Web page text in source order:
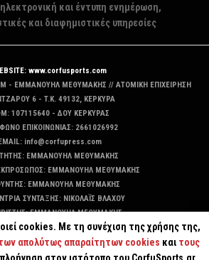
και έντυπη ενημέρωση,
και διαφημιστικές υπηρεσίες
www.corfusports.com
- ΕΜΜΑΝΟΥΗΛ ΜΕΘΥΜΑΚΗΣ // ΑΤΟΜΙΚΗ ΕΠΙΧΕΙΡΗΣΗ
6 - T.K. 49132, ΚΕΡΚΥΡΑ
107115640 - ΔΟΥ ΚΕΡΚΥΡΑΣ
ΕΠΙΚΟΙΝΩΝΙΑΣ: 2661026992
info@corfupress.com
EMMANOYΗΛ ΜΕΘΥΜΑΚΗΣ
EMMANOYΗΛ ΜΕΘΥΜΑΚΗΣ
EMMANOYΗΛ ΜΕΘΥΜΑΚΗΣ
ΣΥΝΤΑΞΗΣ: ΝΙΚΟΛΑΪΣ ΒΛΑΧΟΥ
EMMANOYΗΛ ΜΕΘΥΜΑΚΗΣ
DOMAIN: ΕΜΜΑΝΟΥΗΛ ΜΕΘΥΜΑΚΗΣ
cookies. Με τη συνέχιση της χρήσης της,
απολύτως απαραίτητων cookies και τους